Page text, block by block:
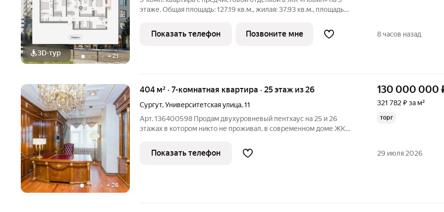
3D-тур +21
этаже. Общая площадь: 127.19 кв.м., жилая: 37.93 кв.м., площадь
Квартира с кухней-гостиной и тремя спальнями в квартале
«Новин».
Показать телефон Позвоните мне 8 часов назад
+ 26
404 м² · 7-комнатная квартира · 25 этаж из 26
Сургут,Университетская улица,11
Арт. 136400598 Продам двухуровневый пентхаус на 25 и 26
этажах в котором никто не проживал, в современном доме ЖК
террасой. Красивый кирпичный теплый дом, на каждом этаже
имеется
130 000 000
321 782 ₽ за м²
торг
Показать телефон 29 июля 2026